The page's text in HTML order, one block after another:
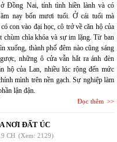
Đồng Nai, tính tình hiền lành và có
nay bốn mươi tuổi. Ở cái tuổi mà
con vào đại học, cô trở về căn hộ của
chùm chìa khóa và sự im lặng. Từ ban
xuống, thành phố đêm nào cũng sáng
những ô cửa vẫn hắt ra ánh đèn
hộ của Lan, nhiều lúc rộng đến mức
mình trên nền gạch. Sự nghiệp làm
lận đận.
Đọc thêm
NƠI ĐẤT ÚC
CH (Xem: 2129)